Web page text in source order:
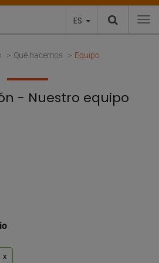
ES
Qué hacemos Equipo
- Nuestro equipo
x